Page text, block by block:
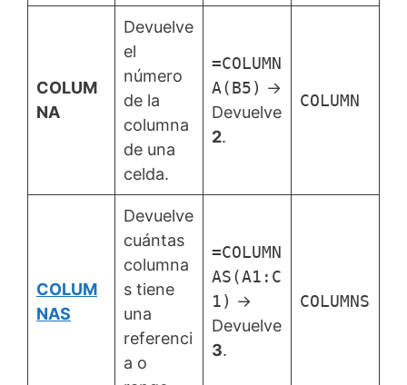
COLUM
NA
Devuelve
el
número
de la
columna
de una
celda.
=COLUMN
A(B5) →
Devuelve
2.
COLUMN
COLUM
NAS
Devuelve
cuántas
columna
s tiene
una
referenci
a o
=COLUMN
AS(A1:C
1) →
Devuelve
3.
COLUMNS